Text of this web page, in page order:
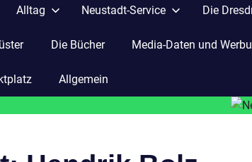
Alltag Neustadt-Service Die
Die Bücher Media-Daten und
Allgemein